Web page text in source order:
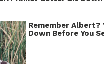
Remember Albert?
Down Before You